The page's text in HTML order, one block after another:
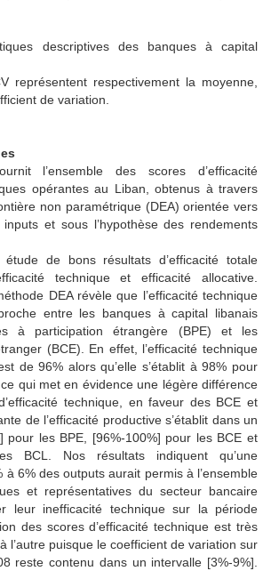
descriptives des banques à capital
représentent respectivement la moyenne,
de variation.
l’ensemble des scores d’efficacité
opérantes au Liban, obtenus à travers
non paramétrique (DEA) orientée vers
et sous l’hypothèse des rendements
de bons résultats d’efficacité totale
technique et efficacité allocative.
DEA révèle que l’efficacité technique
entre les banques à capital libanais
à participation étrangère (BPE) et les
(BCE). En effet, l’efficacité technique
de 96% alors qu’elle s’établit à 98% pour
qui met en évidence une légère différence
technique, en faveur des BCE et
de l’efficacité productive s’établit dans un
pour les BPE, [96%-100%] pour les BCE et
BCL. Nos résultats indiquent qu’une
à 6% des outputs aurait permis à l’ensemble
et représentatives du secteur bancaire
leur inefficacité technique sur la période
des scores d’efficacité technique est très
l’autre puisque le coefficient de variation sur
reste contenu dans un intervalle [3%-9%].